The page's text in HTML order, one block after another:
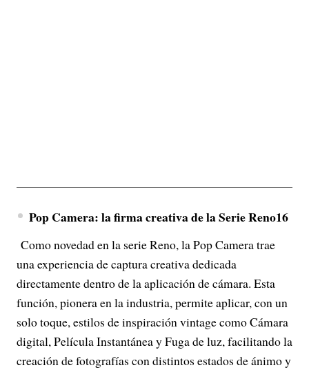
Pop Camera: la firma creativa de la Serie Reno16
Como novedad en la serie Reno, la Pop Camera trae
una experiencia de captura creativa dedicada
directamente dentro de la aplicación de cámara. Esta
función, pionera en la industria, permite aplicar, con un
solo toque, estilos de inspiración vintage como Cámara
digital, Película Instantánea y Fuga de luz, facilitando la
creación de fotografías con distintos estados de ánimo y